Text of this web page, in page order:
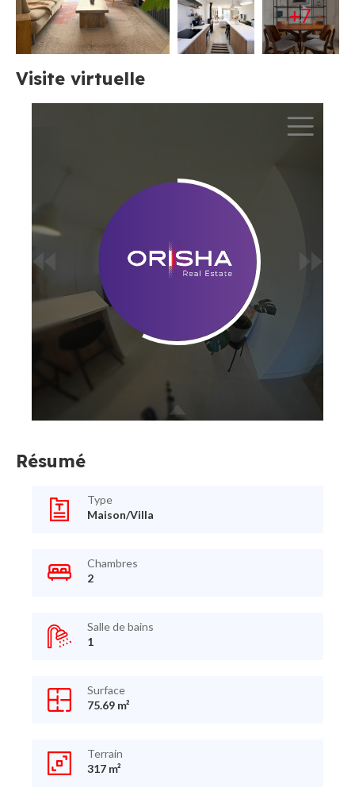
+7
Résumé
Type
Maison/Villa
Chambres
2
Salle de bains
1
Surface
75.69 m²
Terrain
317 m²
Visite virtuelle